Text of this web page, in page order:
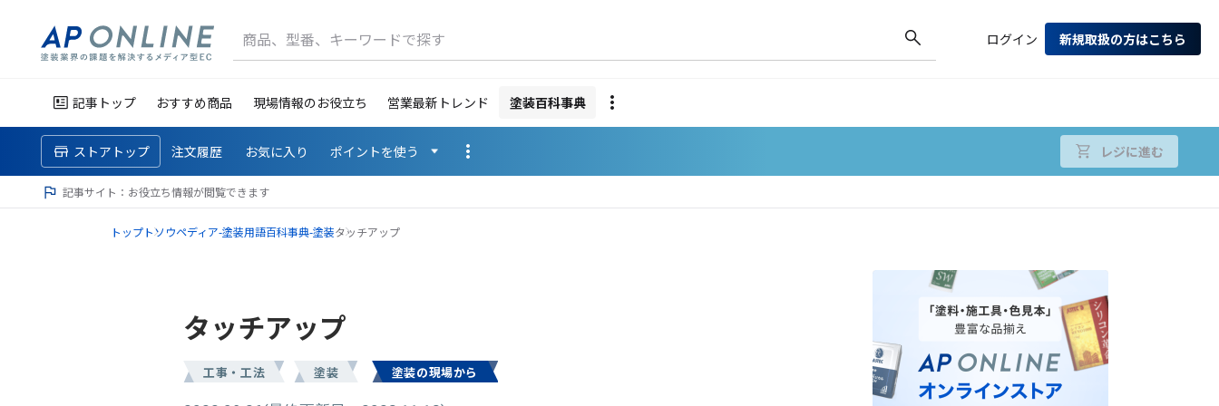
商品、型番、キーワードで探す ログイン 新規取扱の方はこちら
記事トップ おすすめ商品 現場情報のお役立ち 営業最新トレンド 塗装百科事典
ストアトップ 注文履歴 お気に入り ポイントを使う レジに進む
記事サイト：お役立ち情報が閲覧できます
トップトソウペディア-塗装用語百科事典-塗装タッチアップ
タッチアップ
工事・工法 塗装 塗装の現場から